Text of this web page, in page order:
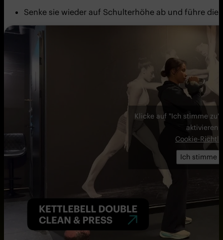
Senke sie wieder auf Schulterhöhe ab und führe
Klicke auf "Ich stimme
aktivieren
Cookie-
Ich stimme